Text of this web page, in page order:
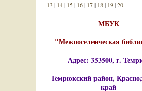
13 | 14| 15| 16| 17| 18| 19|20
МБУК
"Межпоселенческая
Адрес: 353500, г.
Темрюкский район,
край